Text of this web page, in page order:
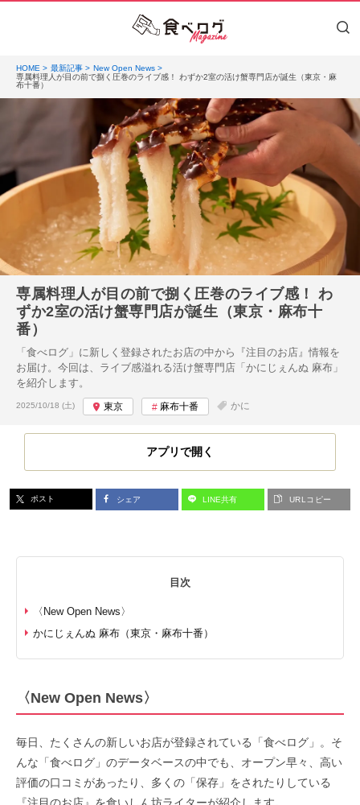
HOME 最新記事
New Open News
専属料理人が目の前で捌く圧巻のライブ感！ わずか2室の活け蟹専門店が誕生（東京・麻
布十番）
専属料理人が目の前で捌く圧巻のライブ感！ わ
ずか2室の活け蟹専門店が誕生（東京・麻布十
番）
「食べログ」に新しく登録されたお店の中から『注目のお店』情報を
お届け。今回は、ライブ感溢れる活け蟹専門店「かにじぇんぬ 麻布」
を紹介します。
投稿日:
2025/10/18 (土) 東京 麻布十番 かに
アプリで開く
ポスト シェア LINE共有 URLコピー
目次
〈New Open News〉
かにじぇんぬ 麻布（東京・麻布十番）
〈New Open News〉
毎日、たくさんの新しいお店が登録されている「食べログ」。そ
んな「食べログ」のデータベースの中でも、オープン早々、高い
評価の口コミがあったり、多くの「保存」をされたりしている